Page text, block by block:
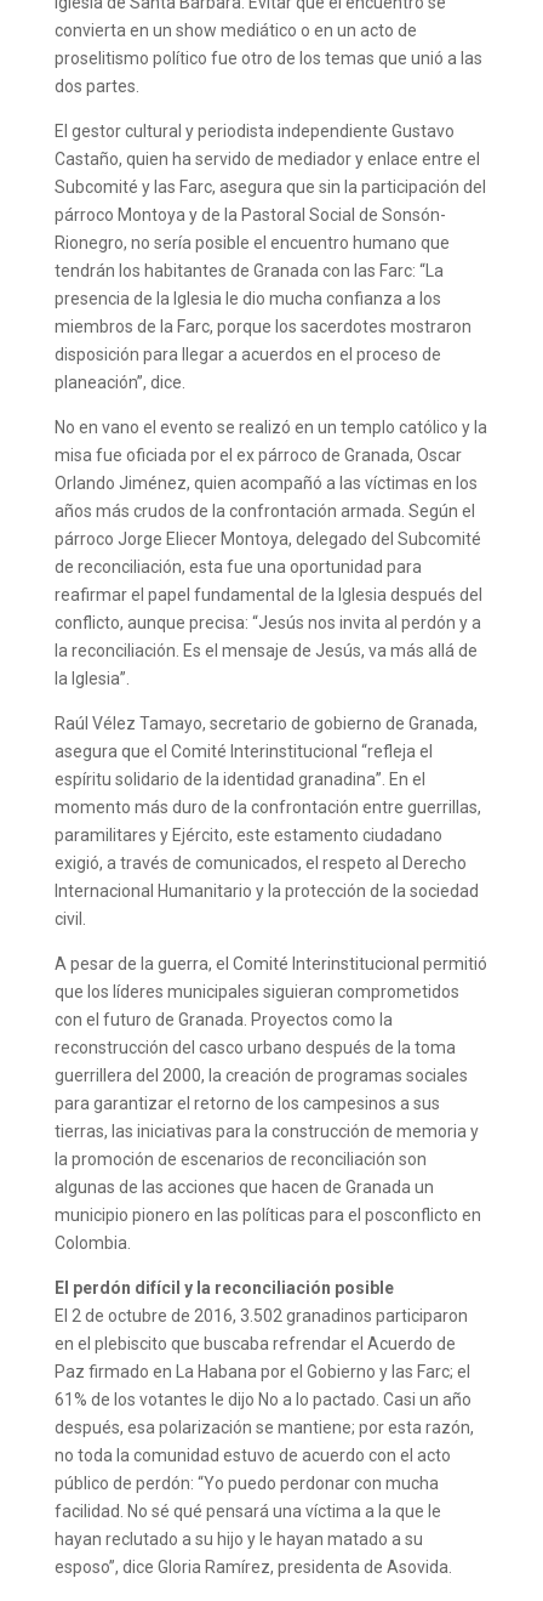
convierta en un show mediático o en un acto de
proselitismo político fue otro de los temas que unió a las
dos partes.
El gestor cultural y periodista independiente Gustavo
Castaño, quien ha servido de mediador y enlace entre el
Subcomité y las Farc, asegura que sin la participación del
párroco Montoya y de la Pastoral Social de Sonsón-
Rionegro, no sería posible el encuentro humano que
tendrán los habitantes de Granada con las Farc: “La
presencia de la Iglesia le dio mucha confianza a los
miembros de la Farc, porque los sacerdotes mostraron
disposición para llegar a acuerdos en el proceso de
planeación”, dice.
No en vano el evento se realizó en un templo católico y la
misa fue oficiada por el ex párroco de Granada, Oscar
Orlando Jiménez, quien acompañó a las víctimas en los
años más crudos de la confrontación armada. Según el
párroco Jorge Eliecer Montoya, delegado del Subcomité
de reconciliación, esta fue una oportunidad para
reafirmar el papel fundamental de la Iglesia después del
conflicto, aunque precisa: “Jesús nos invita al perdón y a
la reconciliación. Es el mensaje de Jesús, va más allá de
la Iglesia”.
Raúl Vélez Tamayo, secretario de gobierno de Granada,
asegura que el Comité Interinstitucional “refleja el
espíritu solidario de la identidad granadina”. En el
momento más duro de la confrontación entre guerrillas,
paramilitares y Ejército, este estamento ciudadano
exigió, a través de comunicados, el respeto al Derecho
Internacional Humanitario y la protección de la sociedad
civil.
A pesar de la guerra, el Comité Interinstitucional permitió
que los líderes municipales siguieran comprometidos
con el futuro de Granada. Proyectos como la
reconstrucción del casco urbano después de la toma
guerrillera del 2000, la creación de programas sociales
para garantizar el retorno de los campesinos a sus
tierras, las iniciativas para la construcción de memoria y
la promoción de escenarios de reconciliación son
algunas de las acciones que hacen de Granada un
municipio pionero en las políticas para el posconflicto en
Colombia.
El perdón difícil y la reconciliación posible
El 2 de octubre de 2016, 3.502 granadinos participaron
en el plebiscito que buscaba refrendar el Acuerdo de
Paz firmado en La Habana por el Gobierno y las Farc; el
61% de los votantes le dijo No a lo pactado. Casi un año
después, esa polarización se mantiene; por esta razón,
no toda la comunidad estuvo de acuerdo con el acto
público de perdón: “Yo puedo perdonar con mucha
facilidad. No sé qué pensará una víctima a la que le
hayan reclutado a su hijo y le hayan matado a su
esposo”, dice Gloria Ramírez, presidenta de Asovida.